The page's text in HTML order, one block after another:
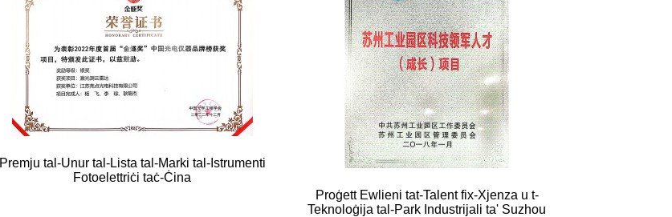
Premju tal-Unur tal-Lista tal-Marki tal-Istrumenti
Fotoelettriċi taċ-Ċina
Proġett Ewlieni tat-Talent fix-Xjenza u t-
Teknoloġija tal-Park Industrijali ta' Suzhou